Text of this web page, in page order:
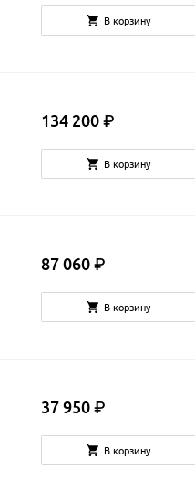
В корзину
134 200 ₽
В корзину
87 060 ₽
В корзину
37 950 ₽
В корзину